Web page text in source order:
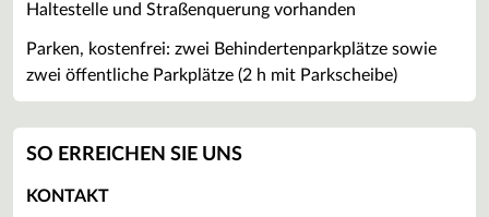
Haltestelle und Straßenquerung vorhanden
Parken, kostenfrei: zwei Behindertenparkplätze sowie
zwei öffentliche Parkplätze (2 h mit Parkscheibe)
SO ERREICHEN SIE UNS
KONTAKT